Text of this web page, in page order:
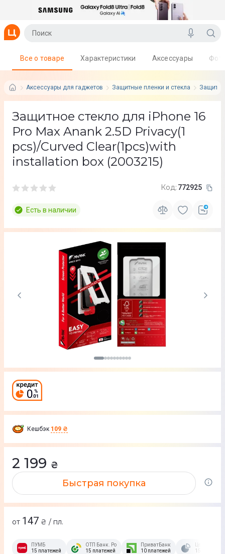
Аксессуары для гаджетов Защитные пленки и стекла
Все о товаре Характеристики Аксессуары
Защитное стекло для iPhone 16
Pro Max Anank 2.5D Privacy(1
pcs)/Curved Clear(1pcs)with
installation box (2003215)
Код: 772925
Есть в наличии
Кешбэк 109 ₴
2 199 ₴
Быстрая покупка
от 147 ₴ / пл.
ПУМБ
15 платежей
ОТП Банк. Розстрочка Скибочка.
15 платежей
ПриватБанк
10 платежей
15 платежей